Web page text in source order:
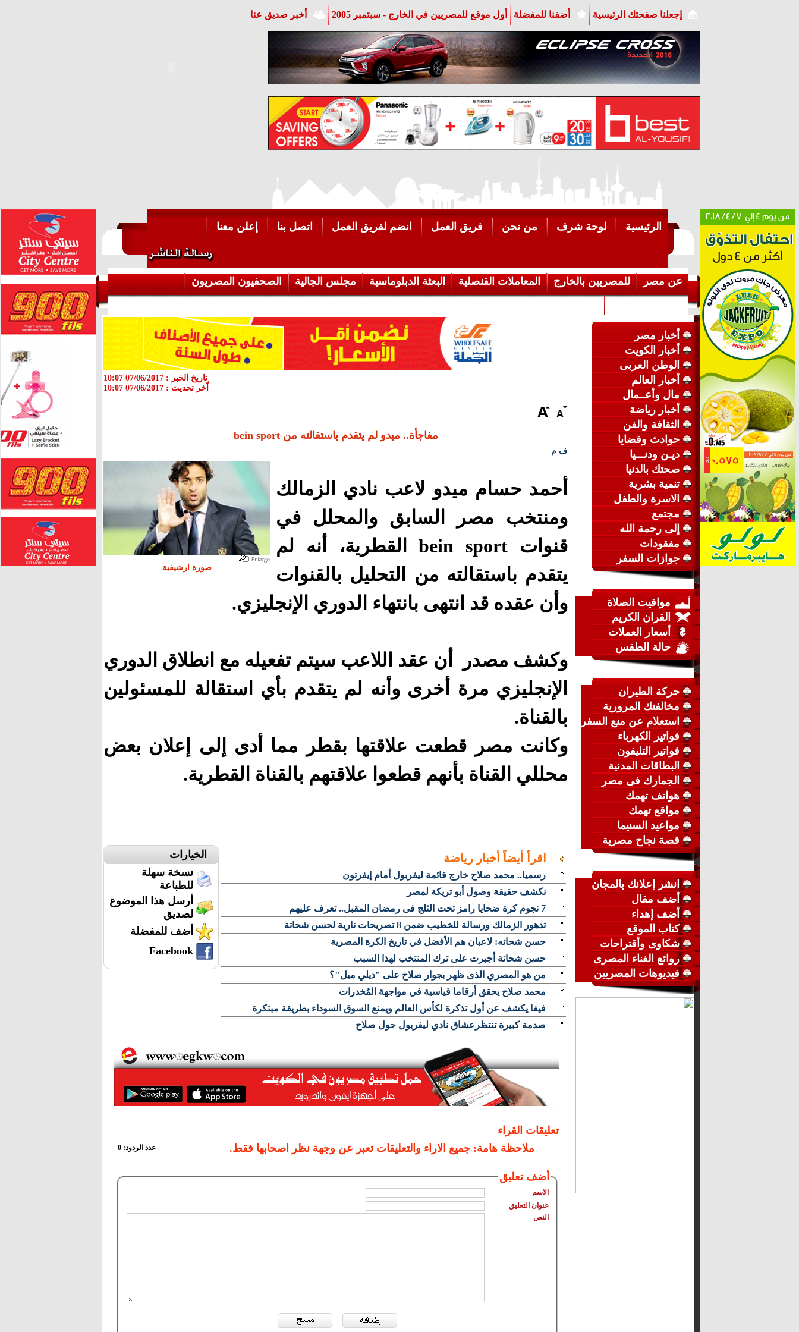
إجعلنا صفحتك الرئيسية أضفنا للمفضلة أول موقع للمصريين في الخارج - سبتمبر 2005 أخبر صديق عنا
الرئيسية لوحة شرف من نحن فريق العمل انضم لفريق العمل اتصل بنا إعلن معنا
عن مصر للمصريين بالخارج المعاملات القنصلية البعثة الدبلوماسية مجلس الجالية
الصحفيون المصريون
أخبار مصر
أخبار الكويت
الوطن العربى
أخبار العالم
مال وأعــمال
أخبار رياضة
الثقافة والفن
حوادث وقضايا
ديـن ودنـــيا
صحتك بالدنيا
تنمية بشرية
الاسرة والطفل
مجتمع
إلى رحمة الله
مفقودات
جوازات السفر
مواقيت الصلاة
القران الكريم
أسعار العملات
حالة الطقس
حركة الطيران
مخالفتك المرورية
استعلام عن منع السفر
فواتير الكهرباء
فواتير التليفون
البطاقات المدنية
الجمارك فى مصر
هواتف تهمك
مواقع تهمك
مواعيد السنيما
قصة نجاح مصرية
انشر إعلانك بالمجان
أضف مقال
أضف إهداء
كتاب الموقع
شكاوى وأقتراحات
روائع الغناء المصرى
فيديوهات المصريين
تاريخ الخبر : 07/06/2017 10:07
اّخر تحديث : 07/06/2017 10:07
مفاجأة.. ميدو لم يتقدم باستقالته من bein sport
ف م
صورة ارشيفية
أحمد حسام ميدو لاعب نادي الزمالك
ومنتخب مصر السابق والمحلل في
قنوات bein sport القطرية، أنه لم
يتقدم باستقالته من التحليل بالقنوات
وأن عقده قد انتهى بانتهاء الدوري الإنجليزي.
وكشف مصدر أن عقد اللاعب سيتم تفعيله مع انطلاق الدوري
الإنجليزي مرة أخرى وأنه لم يتقدم بأي استقالة للمسئولين
بالقناة.
وكانت مصر قطعت علاقتها بقطر مما أدى إلى إعلان بعض
محللي القناة بأنهم قطعوا علاقتهم بالقناة القطرية.
الخيارات
نسخة سهلة
للطباعة
أرسل هذا الموضوع
لصديق
أضف للمفضلة
Facebook
اقرأ أيضاً أخبار رياضة
رسميا.. محمد صلاح خارج قائمة ليفربول أمام إيفرتون
نكشف حقيقة وصول أبو تريكة لمصر
7 نجوم كرة ضحايا رامز تحت الثلج فى رمضان المقبل.. تعرف عليهم
تدهور الزمالك ورسالة للخطيب ضمن 8 تصريحات نارية لحسن شحاتة
حسن شحاته: لاعبان هم الأفضل في تاريخ الكرة المصرية
حسن شحاتة أجبرت على ترك المنتخب لهذا السبب
من هو المصري الذى ظهر بجوار صلاح على "ديلي ميل"؟
محمد صلاح يحقق أرقاما قياسية في مواجهة المُخدرات
فيفا يكشف عن أول تذكرة لكأس العالم ويمنع السوق السوداء بطريقة مبتكرة
صدمة كبيرة تنتظرعشاق نادي ليفربول حول صلاح
تعليقات القراء
ملاحظة هامة: جميع الاراء والتعليقات تعبر عن وجهة نظر اصحابها فقط.
عدد الردود: 0
أضف تعليق
الاسم
عنوان التعليق
النص